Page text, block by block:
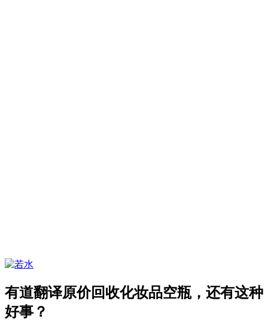
有道翻译原价回收化妆品空瓶，还有这种
好事？